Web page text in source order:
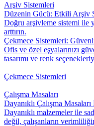
Arşiv Sistemleri
Düzenin Gücü: Etkili Arşiv
Doğru arşivleme sistemi ile
arttırın.
Çekmece Sistemleri:
Ofis ve özel eşyalarınızı
tasarımı ve renk
Çekmece Sistemleri
Çalışma Masaları
Dayanıklı Çalışma
Dayanıklı malzemeler ile
değil, çalışanların